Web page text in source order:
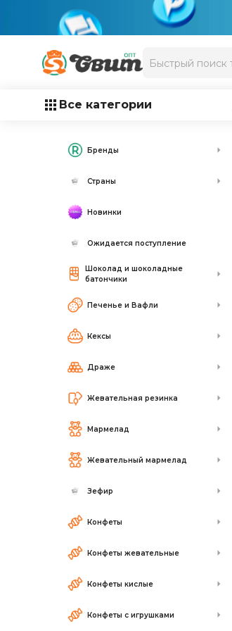
Все категории
Бренды
Страны
Новинки
Ожидается поступление
Шоколад и шоколадные
батончики
Печенье и Вафли
Кексы
Драже
Жевательная резинка
Мармелад
Жевательный мармелад
Зефир
Конфеты
Конфеты жевательные
Конфеты кислые
Конфеты с игрушками